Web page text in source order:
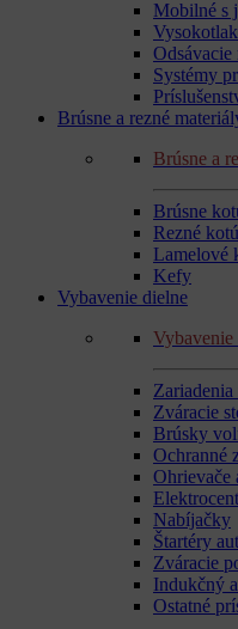
Mobilné s
Odsávacie
Systémy
Brúsne a rezné
Brúsne a
Brúsne
Rezné
Lamelové
Kefy
Vybavenie dielne
Vybavenie
Zváracie
Brúsky
Ochranné
Ohrievače
Nabíjačky
Štartéry
Zváracie
Indukčný
Ostatné